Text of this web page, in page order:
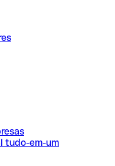
tudo-em-um